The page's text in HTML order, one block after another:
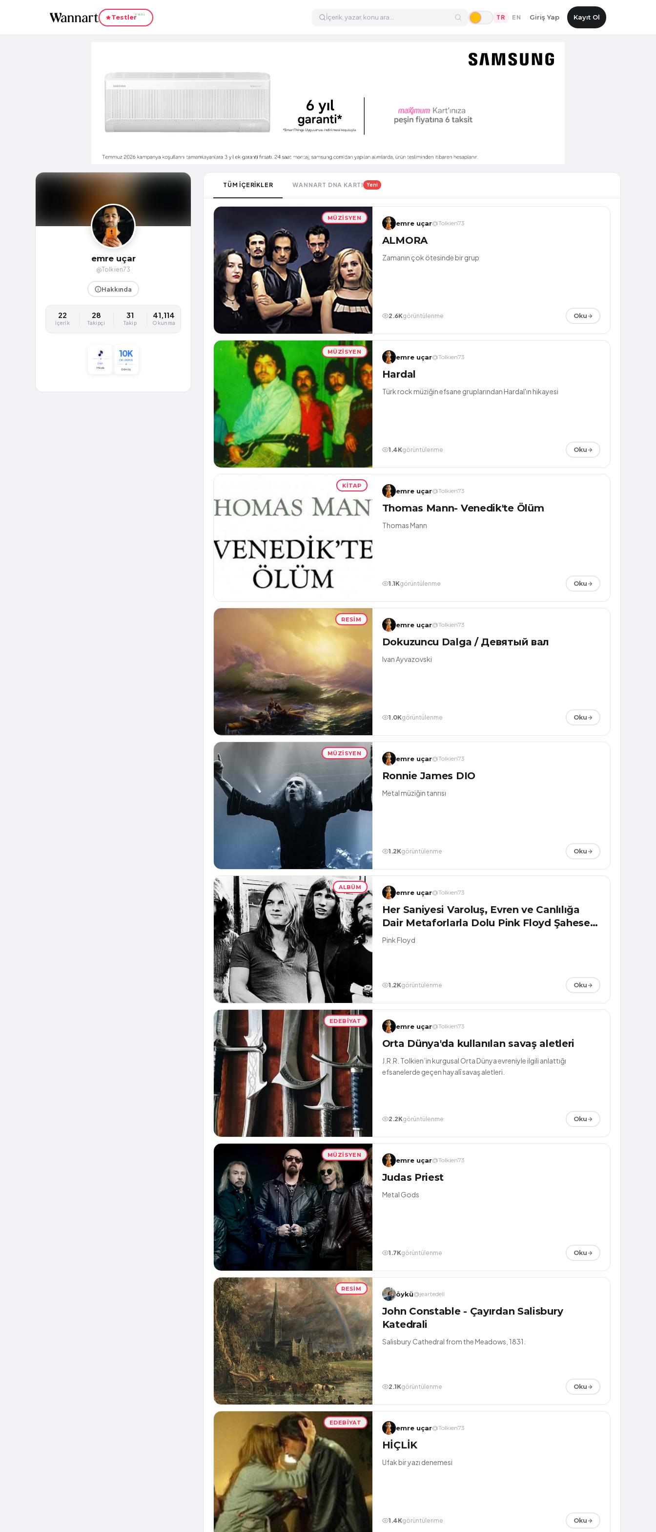
TestlerYeni TR EN Giriş Yap Kayıt Ol
emre uçar
@Tolkien73
Hakkında
22
İçerik
28
Takipçi
31
Takip
41,114
Okunma
🎵
DNA
Müzik
10K
OKUNMA
Gümüş
TÜM İÇERİKLER WANNART DNA KARTI Yeni
MÜZISYEN
emre uçar@Tolkien73
ALMORA
Zamanın çok ötesinde bir grup
2.6Kgörüntülenme Oku
MÜZISYEN
emre uçar@Tolkien73
Hardal
Türk rock müziğin efsane gruplarından Hardal'ın hikayesi
1.4Kgörüntülenme Oku
KITAP
emre uçar@Tolkien73
Thomas Mann- Venedik'te Ölüm
Thomas Mann
1.1Kgörüntülenme Oku
RESIM
emre uçar@Tolkien73
Dokuzuncu Dalga / Девятый вал
Ivan Ayvazovski
1.0Kgörüntülenme Oku
MÜZISYEN
emre uçar@Tolkien73
Ronnie James DIO
Metal müziğin tanrısı
1.2Kgörüntülenme Oku
ALBÜM
emre uçar@Tolkien73
Her Saniyesi Varoluş, Evren ve Canlılığa
Dair Metaforlarla Dolu Pink Floyd Şaheseri:
Echoes
Pink Floyd
1.2Kgörüntülenme Oku
EDEBIYAT
emre uçar@Tolkien73
Orta Dünya'da kullanılan savaş aletleri
J.R.R. Tolkien’in kurgusal Orta Dünya evreniyle ilgili anlattığı
efsanelerde geçen hayalî savaş aletleri.
2.2Kgörüntülenme Oku
MÜZISYEN
emre uçar@Tolkien73
Judas Priest
Metal Gods
1.7Kgörüntülenme Oku
RESIM
öykü@jeartedell
John Constable - Çayırdan Salisbury
Katedrali
Salisbury Cathedral from the Meadows, 1831.
2.1Kgörüntülenme Oku
EDEBIYAT
emre uçar@Tolkien73
HİÇLİK
Ufak bir yazı denemesi
1.4Kgörüntülenme Oku